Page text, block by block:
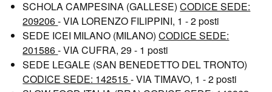
SCHOLA CAMPESINA (GALLESE)CODICE SEDE:
209206- VIA LORENZO FILIPPINI, 1 - 2 posti
SEDE ICEI MILANO (MILANO)CODICE SEDE:
201586- VIA CUFRA, 29 - 1 posti
SEDE LEGALE (SAN BENEDETTO DEL TRONTO)
CODICE SEDE: 142515- VIA TIMAVO, 1 - 2 posti